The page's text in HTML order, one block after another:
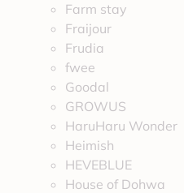
Farm stay
Fraijour
Frudia
fwee
Goodal
GROWUS
HaruHaru Wonder
Heimish
HEVEBLUE
House of Dohwa